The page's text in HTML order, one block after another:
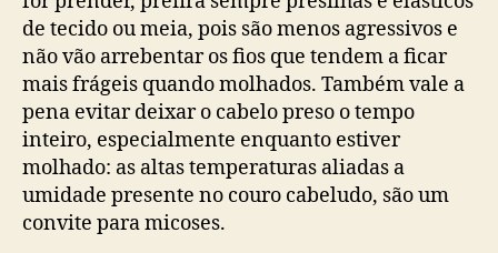
de tecido ou meia, pois são menos agressivos e
não vão arrebentar os fios que tendem a ficar
mais frágeis quando molhados. Também vale a
pena evitar deixar o cabelo preso o tempo
inteiro, especialmente enquanto estiver
molhado: as altas temperaturas aliadas a
umidade presente no couro cabeludo, são um
convite para micoses.